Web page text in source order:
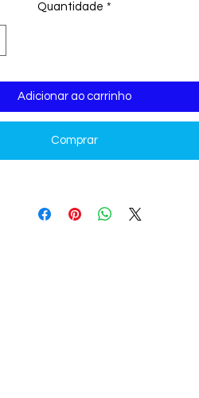
Quantidade *
Adicionar ao carrinho
Comprar